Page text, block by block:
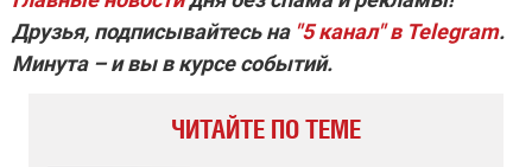
Друзья, подписывайтесь на "5 канал" в Telegram.
Минута – и вы в курсе событий.
ЧИТАЙТЕ ПО ТЕМЕ